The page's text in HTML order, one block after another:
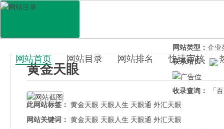
百科目录
网站首页 网站目录 网站排名 快速审核
黄金天眼
网站类型： 企业
联系站长：
收录查询：
「
此网站标签： 黄金天眼 天眼人生 天眼通 外汇天眼
网站关键词： 黄金天眼 天眼人生 天眼通 外汇天眼